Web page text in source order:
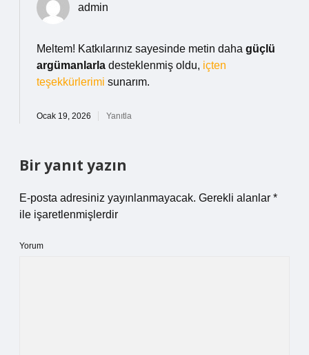
admin
Meltem! Katkılarınız sayesinde metin daha güçlü
argümanlarla desteklenmiş oldu, içten
teşekkürlerimi sunarım.
Ocak 19, 2026 Yanıtla
Bir yanıt yazın
E-posta adresiniz yayınlanmayacak. Gerekli alanlar *
ile işaretlenmişlerdir
Yorum